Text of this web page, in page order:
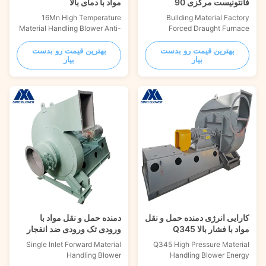
فانتونیست مرکزی 90
کلووایت
Building Material Factory
Forced Draught Furnace
Exhaust Fan Product
Description Introduction
Cement plant dust removal fan
form 1) The fan is of single
№2.8～28# 2) Each fan can be
made into two forms: left-hand
rotation or right-hand rotation.
3) The position of the fan ...
بهترین قیمت رو بدست
بیار
مواد با دمای بالا
16Mn High Temperature
Material Handling Blower Anti-
Explosion Introduction 6-12
series high-pressure heavy-
duty centrifugal fan, suitable
for conveying non-flammable
granule/powder/chip/fiber
material at normal temperature
or high temperature. Bearing
cooling method: according to
بهترین قیمت رو بدست
بیار
کارایی انرژی دمنده حمل و نقل
مواد با فشار بالا Q345
Q345 High Pressure Material
Handling Blower Energy
دمنده حمل و نقل مواد با
ورودی تک ورودی ضد انفجار
Single Inlet Forward Material
Handling Blower